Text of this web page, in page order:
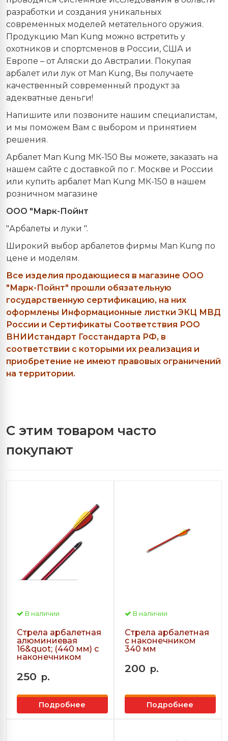
разработки и создания уникальных
современных моделей метательного оружия.
Продукцию Man Kung можно встретить у
охотников и спортсменов в России, США и
Европе – от Аляски до Австралии. Покупая
арбалет или лук от Man Kung, Вы получаете
качественный современный продукт за
адекватные деньги!
Напишите или позвоните нашим специалистам,
и мы поможем Вам с выбором и принятием
решения.
Арбалет Man Kung МК-150 Вы можете, заказать на
нашем сайте с доставкой по г. Москве и России
или купить арбалет Man Kung МК-150 в нашем
розничном магазине
ООО "Марк-Пойнт
"Арбалеты и луки ".
Широкий выбор арбалетов фирмы Man Kung по
цене и моделям.
Все изделия продающиеся в магазине ООО
"Марк-Пойнт" прошли обязательную
государственную сертификацию, на них
оформлены Информационные листки ЭКЦ МВД
России и Сертификаты Соответствия РОО
ВНИИстандарт Госстандарта РФ, в
соответствии с которыми их реализация и
приобретение не имеют правовых ограничений
на территории.
С этим товаром часто
покупают
В наличии
Стрела арбалетная
алюминиевая
16&quot; (440 мм) с
наконечником
250 р.
Подробнее
В наличии
Стрела арбалетная
с наконечником
340 мм
200 р.
Подробнее